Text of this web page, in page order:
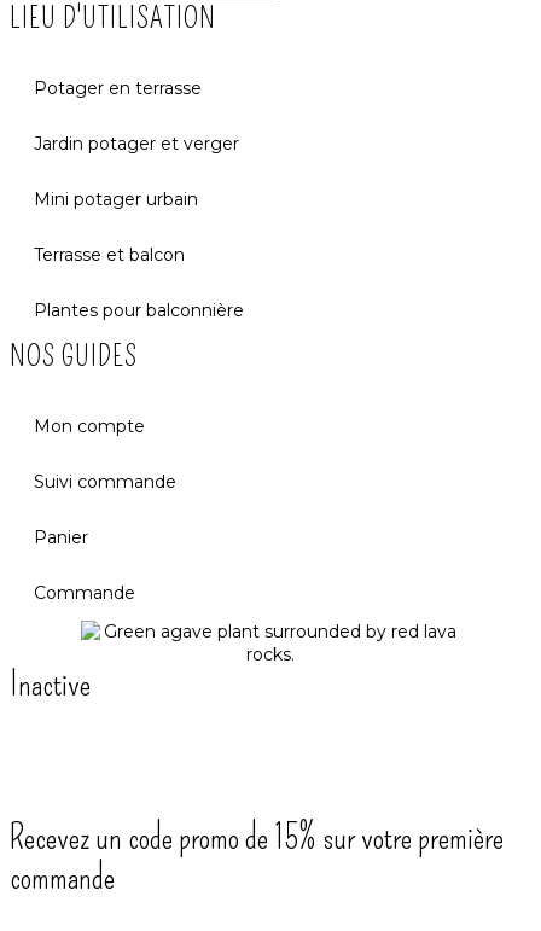
LIEU D'UTILISATION
Potager en terrasse
Jardin potager et verger
Mini potager urbain
Terrasse et balcon
Plantes pour balconnière
NOS GUIDES
Mon compte
Suivi commande
Panier
Commande
Inactive
Recevez un code promo de 15% sur votre première
commande